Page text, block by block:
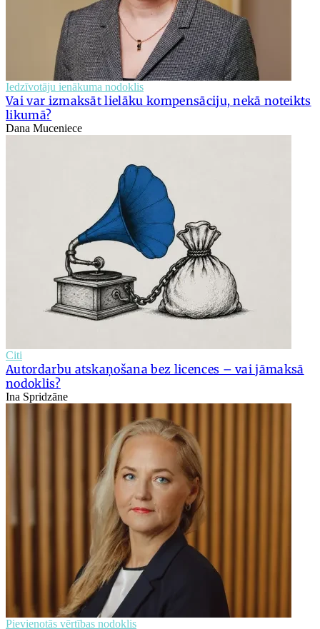
Iedzīvotāju ienākuma nodoklis
Vai var izmaksāt lielāku kompensāciju, nekā noteikts
likumā?
Dana Muceniece
Citi
Autordarbu atskaņošana bez licences – vai jāmaksā
nodoklis?
Ina Spridzāne
Pievienotās vērtības nodoklis